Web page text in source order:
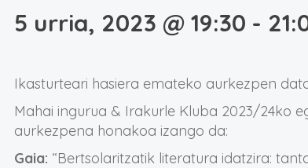
5 urria, 2023 @ 19:30 -
Ikasturteari hasiera emateko aurkezpen
Mahai ingurua & Irakurle Kluba 2023/24ko
aurkezpena honakoa izango da:
Gaia: “Bertsolaritzatik literatura idatzira: